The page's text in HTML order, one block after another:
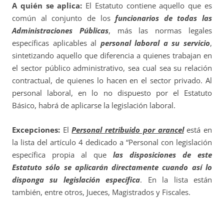
A quién se aplica: El Estatuto contiene aquello que es
común al conjunto de losfuncionarios de todas las
Administraciones Públicas, más las normas legales
específicas aplicables al personal laboral a su servicio,
sintetizando aquello que diferencia a quienes trabajan en
el sector público administrativo, sea cual sea su relación
contractual, de quienes lo hacen en el sector privado. Al
personal laboral, en lo no dispuesto por el Estatuto
Básico, habrá de aplicarse la legislación laboral.
Excepciones: ElPersonal retribuido por arancelestá en
la lista del artículo 4 dedicado a “Personal con legislación
específica propia al que las disposiciones de este
Estatuto sólo se aplicarán directamente cuando así lo
disponga su legislación específica. En la lista están
también, entre otros, Jueces, Magistrados y Fiscales.